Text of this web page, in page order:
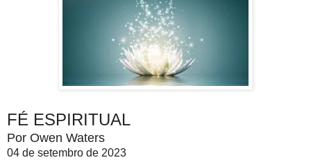
FÉ ESPIRITUAL
Por Owen Waters
04 de setembro de 2023